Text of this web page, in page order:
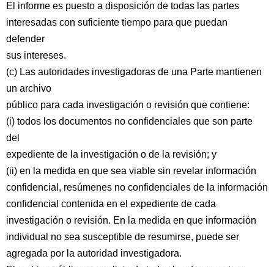
El informe es puesto a disposición de todas las partes
interesadas con suficiente tiempo para que puedan
defender
sus intereses.
(c) Las autoridades investigadoras de una Parte mantienen
un archivo
público para cada investigación o revisión que contiene:
(i) todos los documentos no confidenciales que son parte
del
expediente de la investigación o de la revisión; y
(ii) en la medida en que sea viable sin revelar información
confidencial, resúmenes no confidenciales de la información
confidencial contenida en el expediente de cada
investigación o revisión. En la medida en que información
individual no sea susceptible de resumirse, puede ser
agregada por la autoridad investigadora.